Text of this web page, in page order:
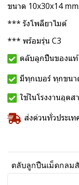
ขนาด 10x30x14 mm.
*** รังโพลียาไมด์
*** พร้อมรุ่น C3
ตลับลูกปืนของแท้
มีทุกเบอร์ ทุกขนา
ใช้ในโรงงานอุต
ส่งด่วนทั่วประเท
ตลับลูกปืนเม็ดกลม